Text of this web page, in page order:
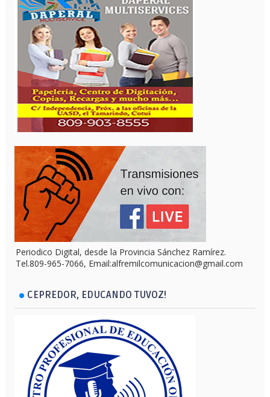
Periodico Digital, desde la Provincia Sánchez Ramírez.
Tel.809-965-7066, Email:alfremilcomunicacion@gmail.com
CEPREDOR, EDUCANDO TUVOZ!